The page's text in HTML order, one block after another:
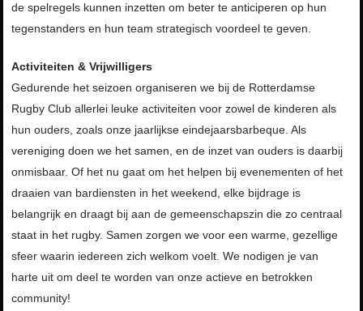
de spelregels kunnen inzetten om beter te anticiperen op hun
tegenstanders en hun team strategisch voordeel te geven.
Activiteiten & Vrijwilligers
Gedurende het seizoen organiseren we bij de Rotterdamse
Rugby Club allerlei leuke activiteiten voor zowel de kinderen als
hun ouders, zoals onze jaarlijkse eindejaarsbarbeque. Als
vereniging doen we het samen, en de inzet van ouders is daarbij
onmisbaar. Of het nu gaat om het helpen bij evenementen of het
draaien van bardiensten in het weekend, elke bijdrage is
belangrijk en draagt bij aan de gemeenschapszin die zo centraal
staat in het rugby. Samen zorgen we voor een warme, gezellige
sfeer waarin iedereen zich welkom voelt. We nodigen je van
harte uit om deel te worden van onze actieve en betrokken
community!